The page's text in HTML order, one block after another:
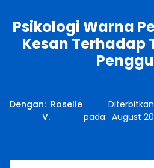
Psikologi Warna
Kesan Terhadap
Dengan: Roselle
V.
Diterbitkan
pada:August